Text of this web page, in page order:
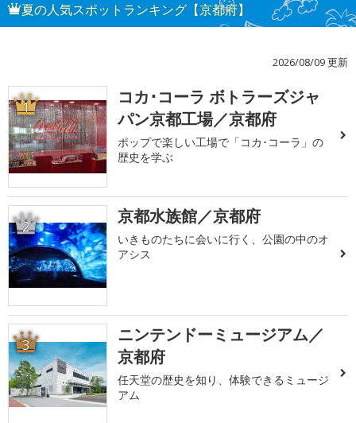
夏の人気スポットランキング【京都府】
2026/08/09 更新
1
コカ･コーラ ボトラーズジャ
パン京都工場／京都府
ポップで楽しい工場で「コカ･コーラ」の
歴史を学ぶ
2 京都水族館／京都府
いきものたちに会いに行く、公園の中のオ
アシス
3
ニンテンドーミュージアム／
京都府
任天堂の歴史を知り、体験できるミュージ
アム